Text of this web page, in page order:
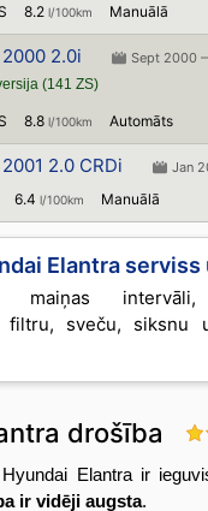
8.2l/100km Manuālā
2.0i
Sept 2000
(141 ZS)
8.8l/100km Automāts
2.0 CRDi Jan
6.4l/100km Manuālā
Elantra serviss
maiņas
filtru, sveču, siksnu
drošība
Elantra ir
ir vidēji augsta.